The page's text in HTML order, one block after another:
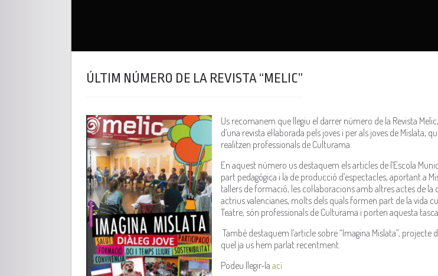
ÚLTIM NÚMERO DE LA REVISTA “MELIC”
Us recomanem que llegiu el darrer número de la Revista
d’una revista el·laborada pels joves i per als joves de
realitzen professionals de Culturama.
En aquest número us destaquem els articles de l’Escola
part pedagógica i la de producció d’espectacles, aportant a
tallers de formació, les col·laboracions amb altres actes de
actrius valencianes, molts dels quals formen part de la vida
Teatre, són professionals de Culturama i porten aquesta
També destaquem l’article sobre “Imagina Mislata”,
quel ja us hem parlat recentment.
Podeu llegir-la ací